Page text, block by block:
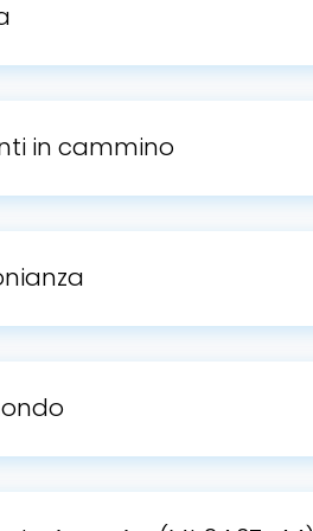
in cammino